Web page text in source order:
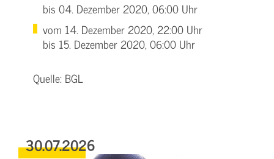
bis 04. Dezember 2020, 06:00 Uhr
vom 14. Dezember 2020, 22:00 Uhr
bis 15. Dezember 2020, 06:00 Uhr
Quelle: BGL
30.07.2026